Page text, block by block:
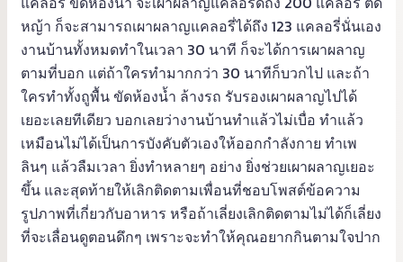
หญ้า ก็จะสามารถเผาผลาญแคลอรี่ได้ถึง 123 แคลอรี่นั่นเอง
งานบ้านทั้งหมดทำในเวลา 30 นาที ก็จะได้การเผาผลาญ
ตามที่บอก แต่ถ้าใครทำมากกว่า 30 นาทีก็บวกไป และถ้า
ใครทำทั้งถูพื้น ขัดห้องน้ำ ล้างรถ รับรองเผาผลาญไปได้
เยอะเลยทีเดียว บอกเลยว่างานบ้านทำแล้วไม่เบื่อ ทำแล้ว
เหมือนไม่ได้เป็นการบังคับตัวเองให้ออกกำลังกาย ทำเพ
ลินๆ แล้วลืมเวลา ยิ่งทำหลายๆ อย่าง ยิ่งช่วยเผาผลาญเยอะ
ขึ้น และสุดท้ายให้เลิกติดตามเพื่อนที่ชอบโพสต์ข้อความ
รูปภาพที่เกี่ยวกับอาหาร หรือถ้าเลี่ยงเลิกติดตามไม่ได้ก็เลี่ยง
ที่จะเลื่อนดูตอนดึกๆ เพราะจะทำให้คุณอยากกินตามใจปาก